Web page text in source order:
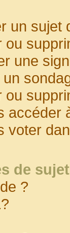
un sujet
ou
une
accéder
voter
de
?